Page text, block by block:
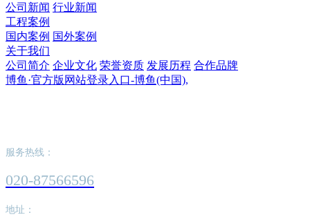
公司新闻 行业新闻
工程案例
国内案例 国外案例
关于我们
公司简介 企业文化 荣誉资质 发展历程 合作品牌
博鱼·官方版网站登录入口-博鱼(中国),
服务热线：
020-87566596
地址：